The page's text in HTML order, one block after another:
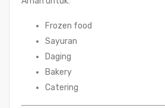
Frozen food
Sayuran
Daging
Bakery
Catering